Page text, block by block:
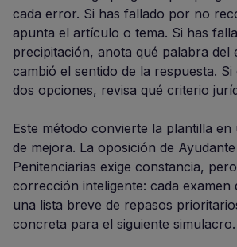
cada error. Si has fallado por no
apunta el artículo o tema. Si has
precipitación, anota qué palabra del
cambió el sentido de la respuesta. Si
dos opciones, revisa qué criterio
Este método convierte la plantilla en
de mejora. La oposición de
Penitenciarias exige constancia,
corrección inteligente: cada examen
una lista breve de repasos
concreta para el siguiente simulacro.